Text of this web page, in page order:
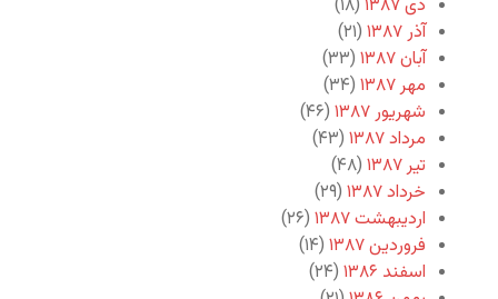
دی ۱۳۸۷
(۱۸)
آذر ۱۳۸۷
(۲۱)
آبان ۱۳۸۷
(۳۳)
مهر ۱۳۸۷
(۳۴)
شهریور ۱۳۸۷
(۴۶)
مرداد ۱۳۸۷
(۴۳)
تیر ۱۳۸۷
(۴۸)
خرداد ۱۳۸۷
(۲۹)
اردیبهشت ۱۳۸۷
(۲۶)
فروردین ۱۳۸۷
(۱۴)
اسفند ۱۳۸۶
(۲۴)